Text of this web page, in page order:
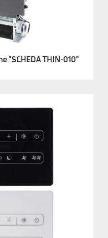
"SCHEDA THIN-010"